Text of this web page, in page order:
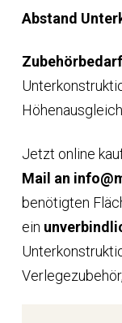
Abstand
Jetzt online
Mail an
benötigten
ein